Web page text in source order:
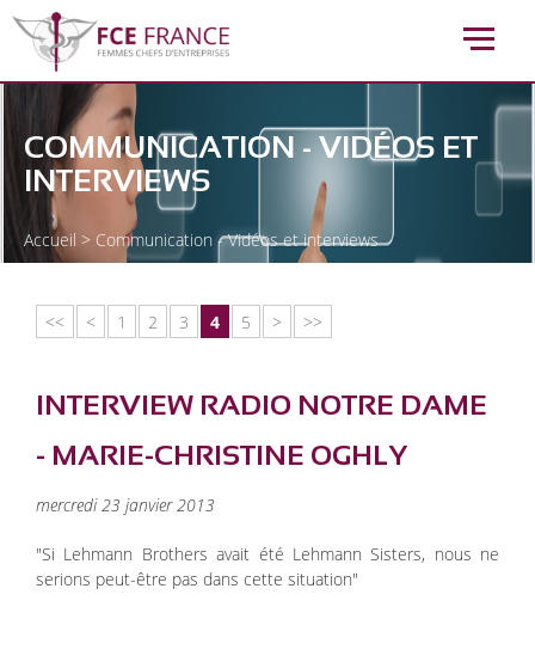
COMMUNICATION - VIDÉOS ET
INTERVIEWS
Accueil > Communication - Vidéos et interviews
<< < 1 2 3 4 5 > >>
INTERVIEW RADIO NOTRE DAME
- MARIE-CHRISTINE OGHLY
mercredi 23 janvier 2013
"Si Lehmann Brothers avait été Lehmann Sisters, nous ne
serions peut-être pas dans cette situation"